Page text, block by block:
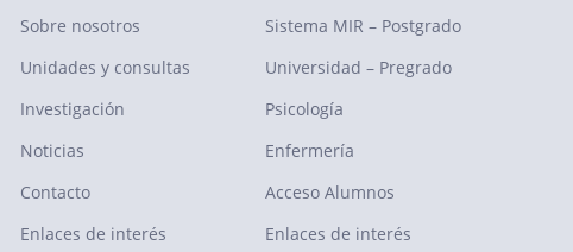
Sobre nosotros
Unidades y consultas
Investigación
Noticias
Contacto
Enlaces de interés
Sistema MIR – Postgrado
Universidad – Pregrado
Psicología
Enfermería
Acceso Alumnos
Enlaces de interés